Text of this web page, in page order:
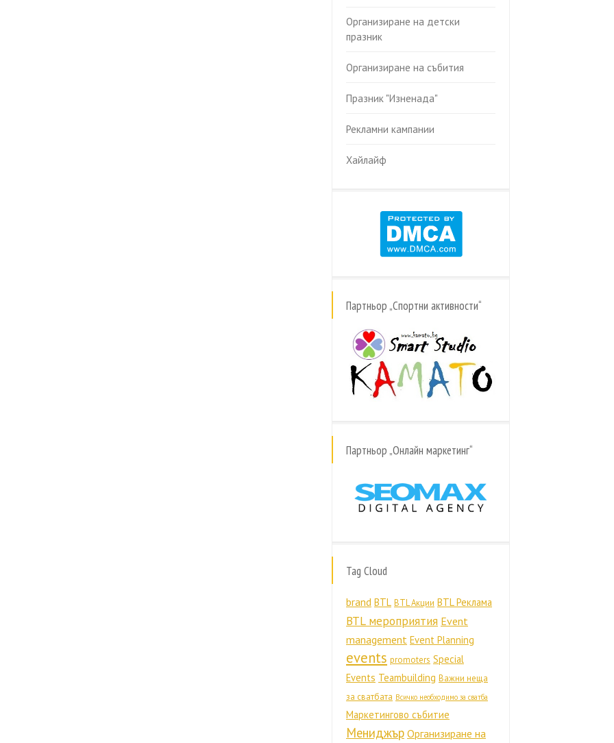
Организиране на детски
празник
Организиране на събития
Празник "Изненада"
Рекламни кампании
Хайлайф
Партньор „Спортни активности“
Партньор „Онлайн маркетинг“
Tag Cloud
brand BTL BTL Акции BTL Реклама
BTL мероприятия Event
management Event Planning
events promoters Special
Events Teambuilding Важни неща
за сватбата Всичко необходимо за сватба
Маркетингово събитие
Мениджър Организиране на